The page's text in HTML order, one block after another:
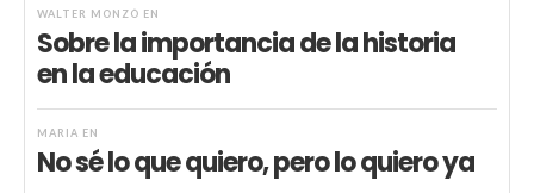
WALTER MONZÓ EN
Sobre la importancia de la historia
en la educación
MARIA EN
No sé lo que quiero, pero lo quiero ya